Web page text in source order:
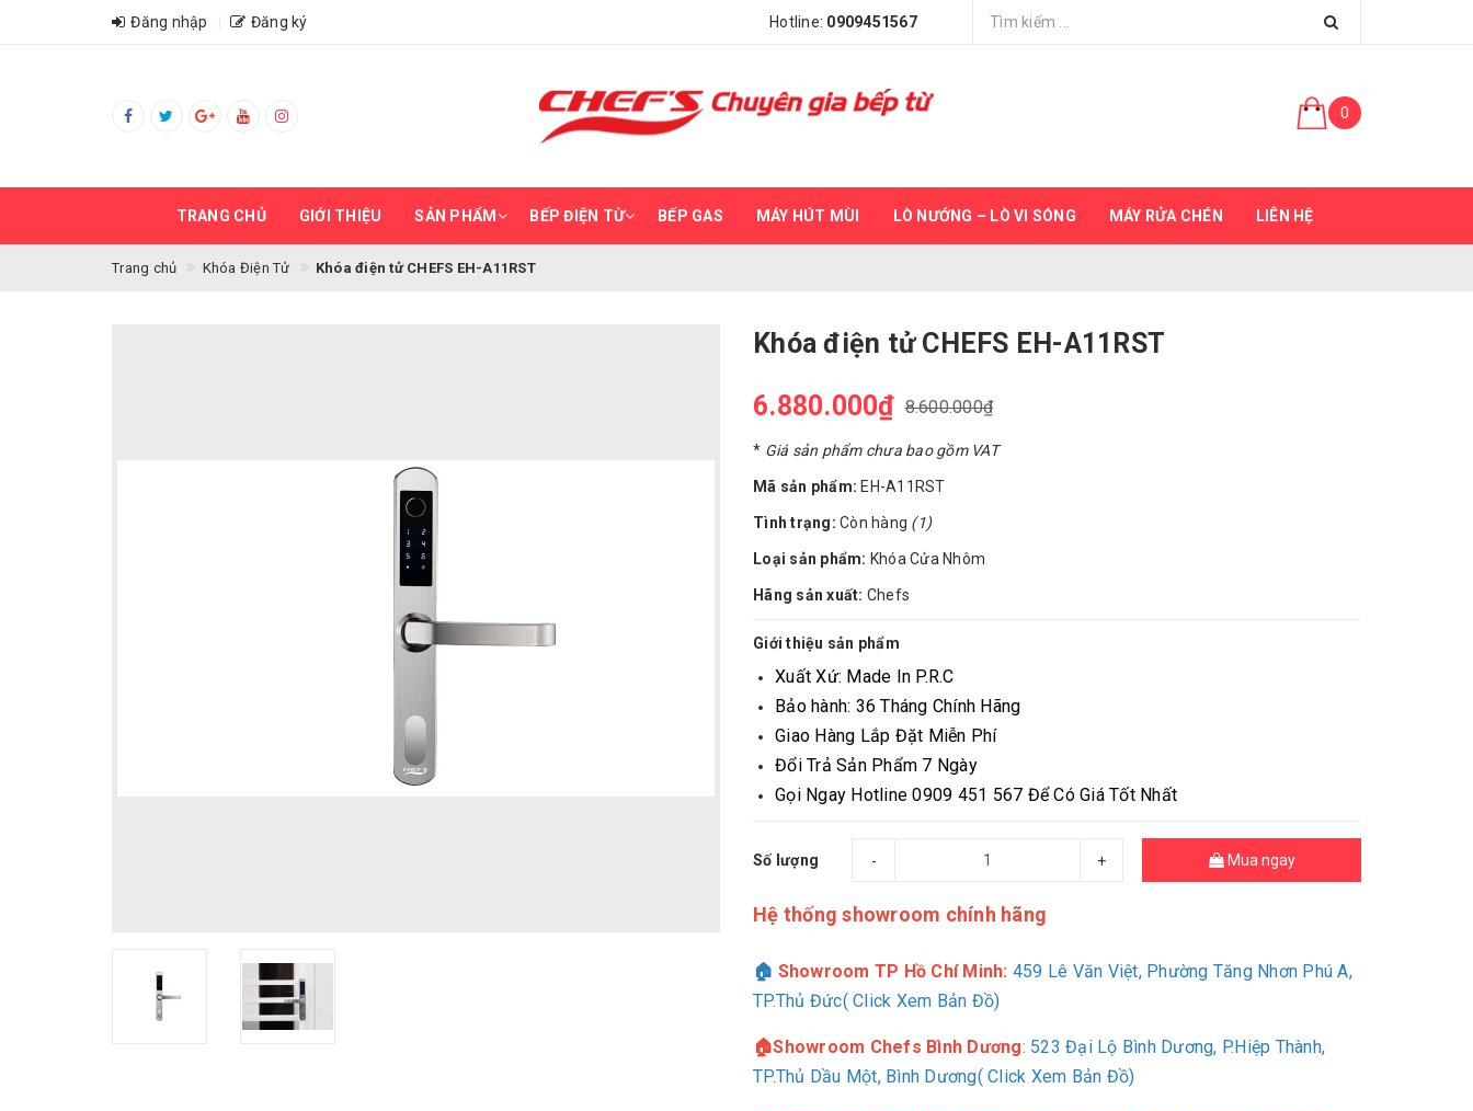
Đăng nhập Đăng ký Hotline: 0909451567
0
TRANG CHỦ GIỚI THIỆU SẢN PHẨM BẾP ĐIỆN TỪ BẾP GAS MÁY HÚT MÙI LÒ NƯỚNG – LÒ VI SÓNG MÁY RỬA CHÉN LIÊN HỆ
Trang chủ Khóa Điện Tử Khóa điện tử CHEFS EH-A11RST
Khóa điện tử CHEFS EH-A11RST
6.880.000₫ 8.600.000₫
* Giá sản phẩm chưa bao gồm VAT
Mã sản phẩm: EH-A11RST
Tình trạng: Còn hàng (1)
Loại sản phẩm: Khóa Cửa Nhôm
Hãng sản xuất: Chefs
Giới thiệu sản phẩm
Xuất Xứ: Made In P.R.C
Bảo hành: 36 Tháng Chính Hãng
Giao Hàng Lắp Đặt Miễn Phí
Đổi Trả Sản Phẩm 7 Ngày
Gọi Ngay Hotline 0909 451 567 Để Có Giá Tốt Nhất
Số lượng - + Mua ngay
Hệ thống showroom chính hãng
🏠 Showroom TP Hồ Chí Minh: 459 Lê Văn Việt, Phường Tăng Nhơn Phú A,
TP.Thủ Đức( Click Xem Bản Đồ)
🏠Showroom Chefs Bình Dương: 523 Đại Lộ Bình Dương, P.Hiệp Thành,
TP.Thủ Dầu Một, Bình Dương( Click Xem Bản Đồ)